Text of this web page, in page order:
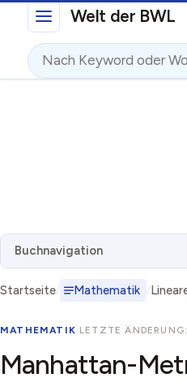
Direkt zum InhaltWelt der BWL
Suche
Buchnavigation
Startseite Mathematik
MATHEMATIK· LETZTE
Manhattan-